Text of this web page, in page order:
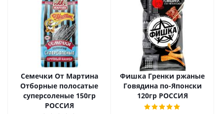
Семечки От Мартина
Отборные полосатые
суперсоленые 150гр
РОССИЯ
Фишка Гренки ржаные
Говядина по-Японски
120гр РОССИЯ